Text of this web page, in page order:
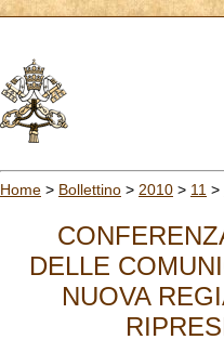
Home > Bollettino > 2010 > 11 >
DELLE
NUOVA